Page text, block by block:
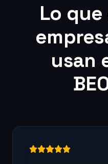
Lo
usan